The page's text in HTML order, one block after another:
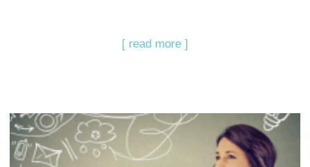
[ read more ]